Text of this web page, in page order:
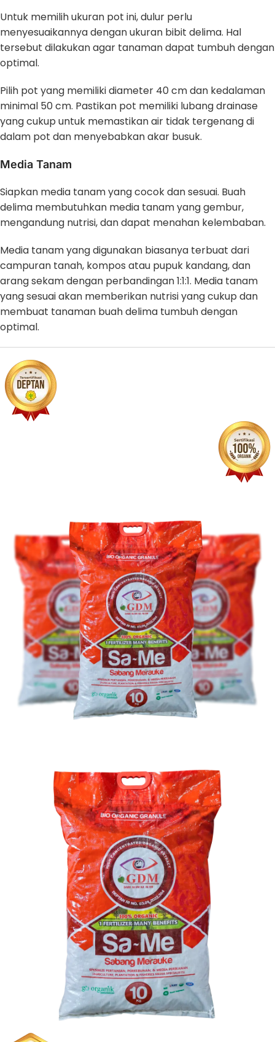
Untuk memilih ukuran pot ini, dulur perlu
menyesuaikannya dengan ukuran bibit delima. Hal
tersebut dilakukan agar tanaman dapat tumbuh dengan
optimal.
Pilih pot yang memiliki diameter 40 cm dan kedalaman
minimal 50 cm. Pastikan pot memiliki lubang drainase
yang cukup untuk memastikan air tidak tergenang di
dalam pot dan menyebabkan akar busuk.
Media Tanam
Siapkan media tanam yang cocok dan sesuai. Buah
delima membutuhkan media tanam yang gembur,
mengandung nutrisi, dan dapat menahan kelembaban.
Media tanam yang digunakan biasanya terbuat dari
campuran tanah, kompos atau pupuk kandang, dan
arang sekam dengan perbandingan 1:1:1. Media tanam
yang sesuai akan memberikan nutrisi yang cukup dan
membuat tanaman buah delima tumbuh dengan
optimal.